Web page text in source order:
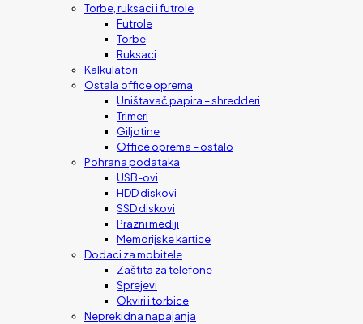
Torbe, ruksaci i futrole
Futrole
Torbe
Ruksaci
Kalkulatori
Ostala office oprema
Uništavač papira – shredderi
Trimeri
Giljotine
Office oprema – ostalo
Pohrana podataka
USB-ovi
HDD diskovi
SSD diskovi
Prazni mediji
Memorijske kartice
Dodaci za mobitele
Zaštita za telefone
Sprejevi
Okviri i torbice
Neprekidna napajanja